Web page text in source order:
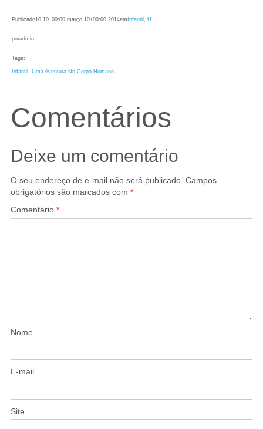
Publicado10 10+00:00 março 10+00:00 2014em Infantil U
poradmin
Tags:
Infantil Uma Aventura No Corpo Humano
Comentários
Deixe um comentário
O seu endereço de e-mail não será publicado. Campos
obrigatórios são marcados com *
Comentário *
Nome
E-mail
Site